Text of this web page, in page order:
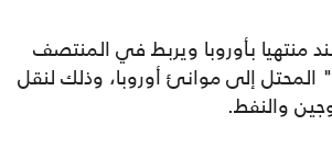
منتهيا بأوروبا ويربط في المنتصف
المحتل إلى موانئ أوروبا، وذلك لنقل
والنفط.